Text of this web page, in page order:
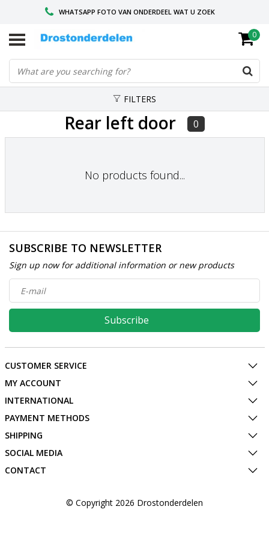
WHATSAPP FOTO VAN ONDERDEEL WAT U ZOEK
VOOR 16.00 BESTELD, VANDAAG VERZONDEN
GESPECIALISEERD PEUGEOT
0
FILTERS
Rear left door 0
No products found...
SUBSCRIBE TO NEWSLETTER
Sign up now for additional information or new products
Subscribe
CUSTOMER SERVICE
MY ACCOUNT
INTERNATIONAL
PAYMENT METHODS
SHIPPING
SOCIAL MEDIA
CONTACT
© Copyright 2026 Drostonderdelen